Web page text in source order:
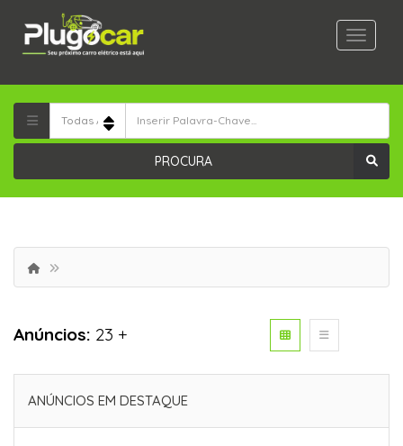
PROCURA
Anúncios: 23 +
ANÚNCIOS EM DESTAQUE